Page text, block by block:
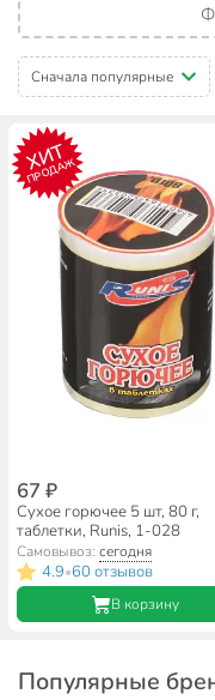
Сначала популярные
ХИТ
ПРОДАЖ
67 ₽
Сухое горючее 5 шт, 80 г,
таблетки, Runis, 1-028
Самовывоз:сегодня
4.9•60 отзывов
В корзину
Популярные